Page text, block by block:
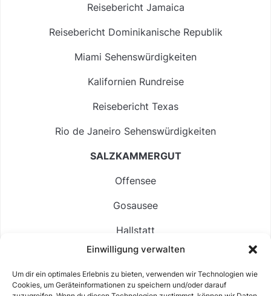
Einwilligung verwalten
Um dir ein optimales Erlebnis zu bieten, verwenden wir Technologien wie
Cookies, um Geräteinformationen zu speichern und/oder darauf
Reisebericht Jamaica
Reisebericht Dominikanische Republik
Miami Sehenswürdigkeiten
Kalifornien Rundreise
Reisebericht Texas
Rio de Janeiro Sehenswürdigkeiten
SALZKAMMERGUT
Offensee
Gosausee
Hallstatt
Langbathsee
Altausseer See